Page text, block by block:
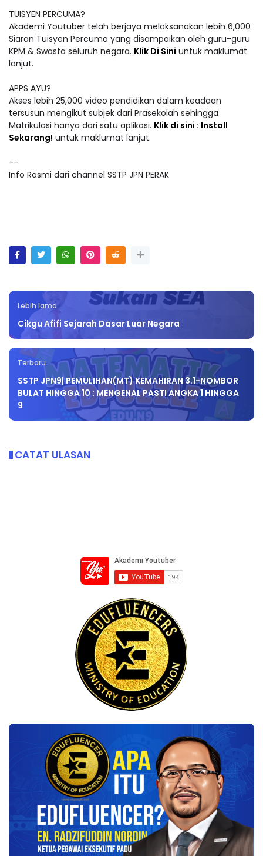
TUISYEN PERCUMA?
Akademi Youtuber telah berjaya melaksanakan lebih 6,000
Siaran Tuisyen Percuma yang disampaikan oleh guru-guru
KPM & Swasta seluruh negara. Klik Di Sini untuk maklumat
lanjut.
APPS AYU?
Akses lebih 25,000 video pendidikan dalam keadaan
tersusun mengikut subjek dari Prasekolah sehingga
Matrikulasi hanya dari satu aplikasi. Klik di sini : Install
Sekarang! untuk maklumat lanjut.
--
Info Rasmi dari channel SSTP JPN PERAK
Lebih lama
Cikgu Afifi Sejarah Dasar Luar Negara
Terbaru
SSTP JPN9| PEMULIHAN(MT) KEMAHIRAN 3.1-NOMBOR
BULAT HINGGA 10 : MENGENAL PASTI ANGKA 1 HINGGA
9
CATAT ULASAN